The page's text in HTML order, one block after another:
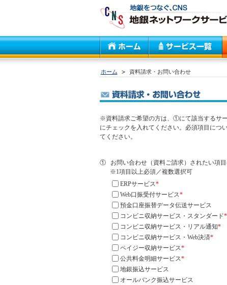
ホーム 資料請求・お問い合わせ
※資料請求ご希望の方は、①にて該当するサ
にチェックを入れてください。必須項目につ
てください。
①
お問い合わせ（資料ご請求）されたい項
※1項目以上必須／複数選択可
ERPサービス*
Web口振受付サービス*
預金口座振替データ伝送サービス
コンビニ収納サービス・スタンダード*
コンビニ収納サービス・リアル通知*
コンビニ収納サービス・Web決済*
ペイジー収納サービス*
公共料金明細サービス*
地銀振込サービス
オールバンク振込サービス